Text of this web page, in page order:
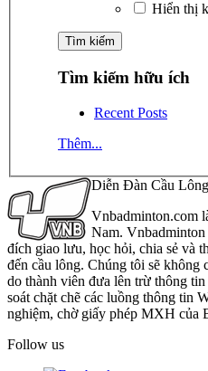
Hiển thị
Tìm kiếm hữu ích
Recent Posts
Thêm...
Diễn Đàn Cầu
Vnbadminton.com
Nam.
đích giao lưu, học hỏi, chia sẻ và
đến cầu lông. Chúng tôi sẽ không
do thành viên đưa lên trừ thông
soát chặt chẽ các luồng thông tin
nghiệm, chờ giấy phép MXH của
Follow us